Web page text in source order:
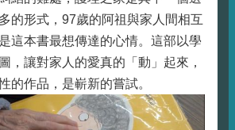
的形式，97歲的阿祖與家人間相互
這本書最想傳達的心情。這部以學
，讓對家人的愛真的「動」起來，
的作品，是嶄新的嘗試。